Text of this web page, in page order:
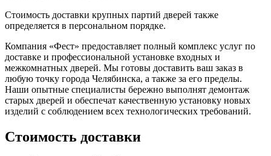
Стоимость доставки крупных партий дверей также
определяется в персональном порядке.
Компания «Фест» предоставляет полный комплекс услуг по
доставке и профессиональной установке входных и
межкомнатных дверей. Мы готовы доставить ваш заказ в
любую точку города Челябинска, а также за его пределы.
Наши опытные специалисты бережно выполнят демонтаж
старых дверей и обеспечат качественную установку новых
изделий с соблюдением всех технологических требований.
Стоимость доставки